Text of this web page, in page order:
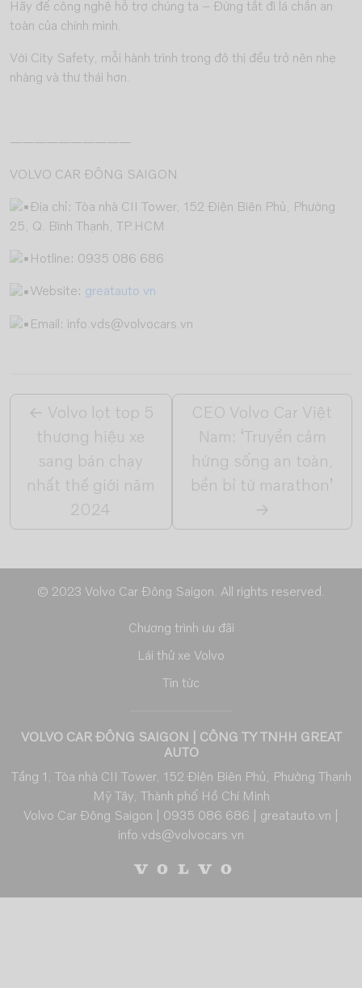
Hãy để công nghệ hỗ trợ chúng ta – Đừng tắt đi lá chắn an
toàn của chính mình.
Với City Safety, mỗi hành trình trong đô thị đều trở nên nhẹ
nhàng và thư thái hơn.
——————————
VOLVO CAR ĐÔNG SAIGON
Địa chỉ: Tòa nhà CII Tower, 152 Điện Biên Phủ, Phường
25, Q. Bình Thạnh, TP.HCM
Hotline: 0935 086 686
Website: greatauto.vn
Email: info.vds@volvocars.vn
← Volvo lọt top 5
thương hiệu xe
sang bán chạy
nhất thế giới năm
2024
CEO Volvo Car Việt
Nam: ‘Truyền cảm
hứng sống an toàn,
bền bỉ từ marathon’
→
© 2023 Volvo Car Đông Saigon. All rights reserved.
Chương trình ưu đãi
Lái thử xe Volvo
Tin tức
VOLVO CAR ĐÔNG SAIGON | CÔNG TY TNHH GREAT
AUTO
Tầng 1, Tòa nhà CII Tower, 152 Điện Biên Phủ, Phường Thạnh
Mỹ Tây, Thành phố Hồ Chí Minh
Volvo Car Đông Saigon | 0935 086 686 greatauto.vn
info.vds@volvocars.vn